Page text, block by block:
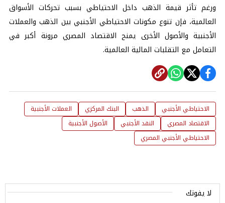
ورغم تأثر قيمة الذهب داخل الاحتياطي بسبب تحركات الأسواق
العالمية، فإن تنوع مكونات الاحتياطي الأجنبي بين الذهب والعملات
الأجنبية والأصول الأخرى يمنح الاقتصاد المصري مرونة أكبر في
التعامل مع التقلبات المالية العالمية.
الاحتياطي الأجنبي الذهب البنك المركزي
العملات الأجنبية
الاقتصاد المصري
النقد الأجنبي
الأصول الأجنبية
الاحتياطي الأجنبي المصري
لا يفوتك